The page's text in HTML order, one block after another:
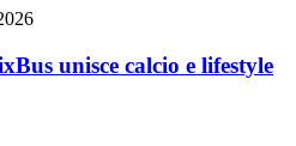
unisce calcio e lifestyle